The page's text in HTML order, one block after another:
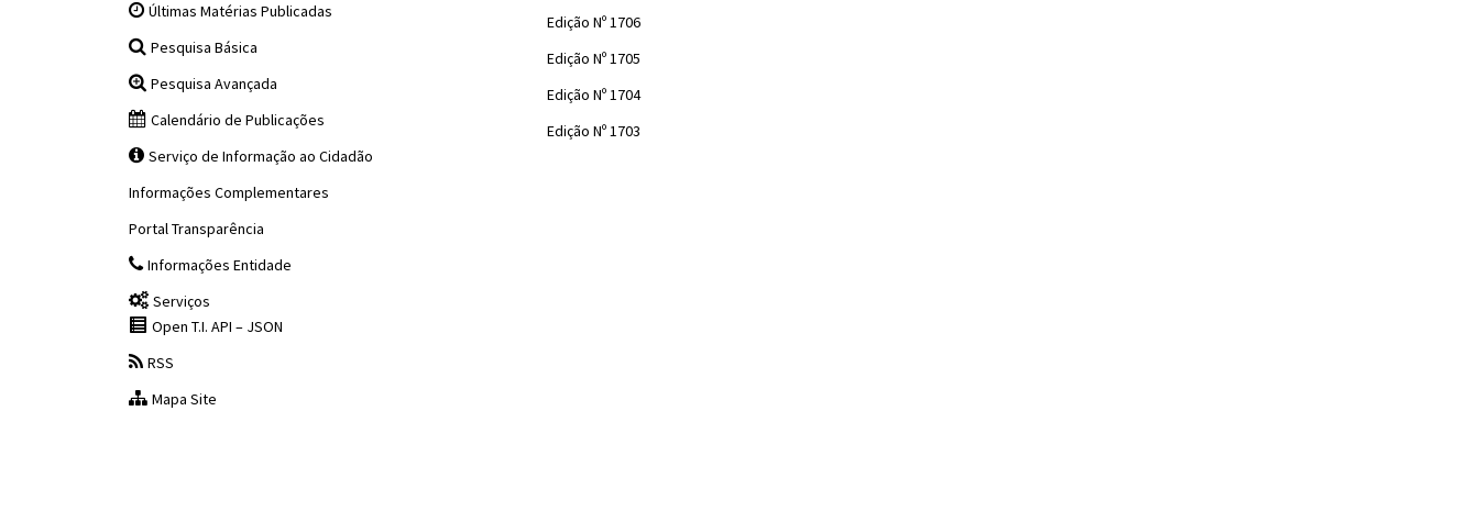
Últimas Matérias Publicadas
Pesquisa Básica
Pesquisa Avançada
Calendário de Publicações
Serviço de Informação ao Cidadão
Informações Complementares
Portal Transparência
Informações Entidade
Serviços
Open T.I. API – JSON
RSS
Mapa Site
Edição Nº 1706
Edição Nº 1705
Edição Nº 1704
Edição Nº 1703